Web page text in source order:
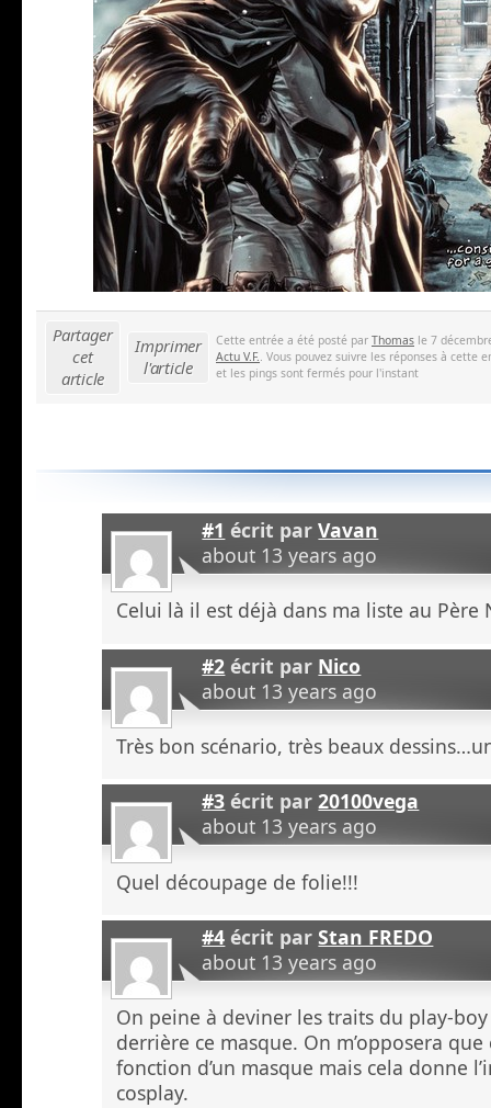
Partager
cet
article
Imprimer
l'article
Cette entrée a été posté par Thomas le 7
Actu V.F.. Vous pouvez suivre les réponses à cette
et les pings sont fermés pour l'instant
#1 écrit parVavan
about 13 years ago
Celui là il est déjà dans ma liste au Père
#2 écrit par Nico
about 13 years ago
Très bon scénario, très beaux
#3 écrit par20100vega
about 13 years ago
Quel découpage de folie!!!
#4 écrit parStan FREDO
about 13 years ago
On peine à deviner les traits du play-
derrière ce masque. On m’opposera que
fonction d’un masque mais cela donne
cosplay.